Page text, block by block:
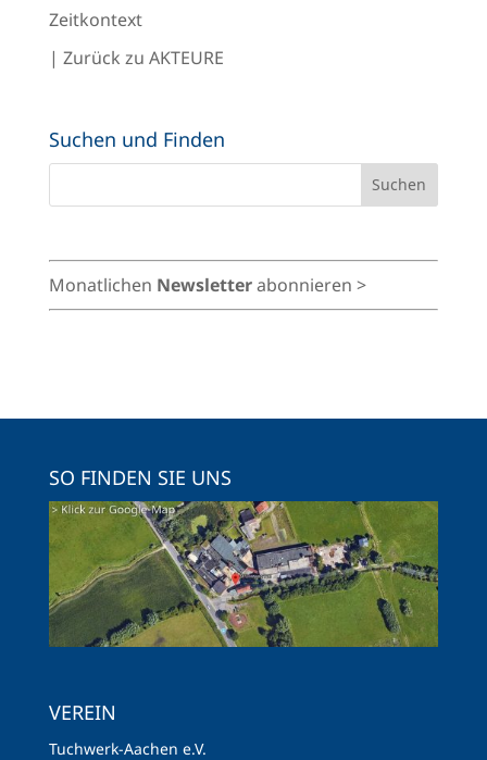
Zeitkontext
| Zurück zu AKTEURE
Suchen und Finden
Monatlichen Newsletterabonnieren >
SO FINDEN SIE UNS
VEREIN
Tuchwerk-Aachen e.V.